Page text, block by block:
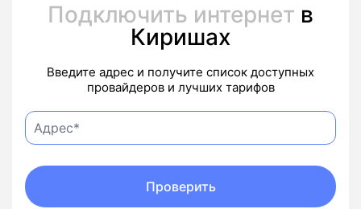
Подключить интернет в
Киришах
Введите адрес и получите список доступных
провайдеров и лучших тарифов
Проверить